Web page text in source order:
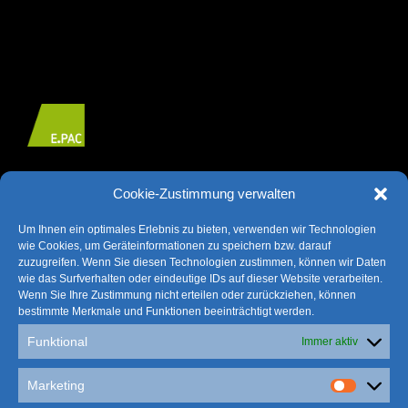
Cookie-Zustimmung verwalten
Um Ihnen ein optimales Erlebnis zu bieten, verwenden wir Technologien
wie Cookies, um Geräteinformationen zu speichern bzw. darauf
zuzugreifen. Wenn Sie diesen Technologien zustimmen, können wir Daten
wie das Surfverhalten oder eindeutige IDs auf dieser Website verarbeiten.
Wenn Sie Ihre Zustimmung nicht erteilen oder zurückziehen, können
bestimmte Merkmale und Funktionen beeinträchtigt werden.
Funktional Immer aktiv
Marketing
Softwareentwicklung, insbesondere Entwicklung webbasierter, dynamischer
Datenräume, die der Verarbeitung von struktur- und anlagenspezifischen
CAD Anwendungen beherrschen.
Beteiligungen